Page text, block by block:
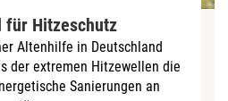
für Hitzeschutz
Altenhilfe in Deutschland
der extremen Hitzewellen die
Sanierungen an